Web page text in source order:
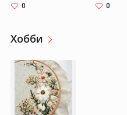
0 0
Хобби